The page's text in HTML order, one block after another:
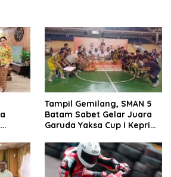
Tampil Gemilang, SMAN 5
Batam Sabet Gelar Juara
Garuda Yaksa Cup I Kepri